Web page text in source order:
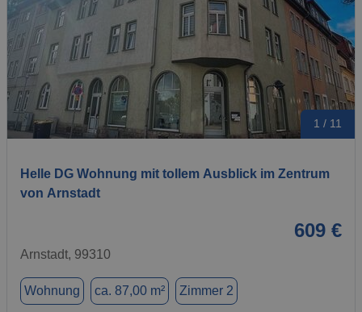
1 / 11
Helle DG Wohnung mit tollem Ausblick im Zentrum
von Arnstadt
609 €
Arnstadt, 99310
Wohnung ca. 87,00 m² Zimmer 2